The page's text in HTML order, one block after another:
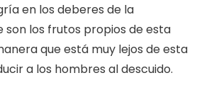
en los deberes de la
son los frutos propios de esta
que está muy lejos de esta
a los hombres al descuido.